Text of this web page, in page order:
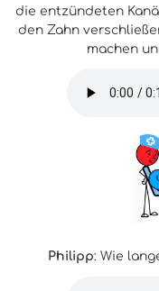
die entzündeten
den Zahn
machen
Philipp: Wie